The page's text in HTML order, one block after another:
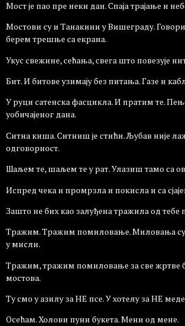
Мост је пао пре неки дан. Спаја трајање и
Мостови су и Танакини у Вишеграду.
берем трешње са екрана.
Укус свежине, сећања, свега што повезује
Бит. И битове узимају без питања. Газе и
У руци сатенска фасцикла. И пратим те.
уобичајеног дана.
Ситна киша. Ситниш је стићи. Љубав није
одговорност.
Шаљем те, шаљем те у рат. Улазиш тамо са
Испред чека и промрзла и покисла и са
Зашто не бих као залуђена тражила од
Тражим. Тражим помиловање. Миловања су
у мисли.
Тражим, тражим помиловање за све жртве
мостова.
Ту смо у азилу за НЕ псе. У хотелу за НЕ
Осећам. Холови пуни букета. Мени од мене.